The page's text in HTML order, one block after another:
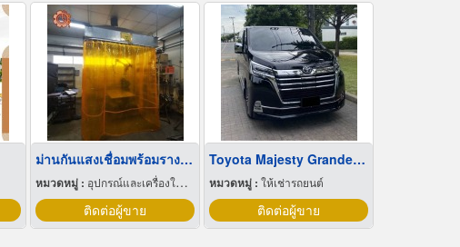
ม่านกันแสงเชื่อมพร้อมรางม่าน
หมวดหมู่ : อุปกรณ์และเครื่องใช้อุตสาหกรรม
ติดต่อผู้ขาย
Toyota Majesty Grande 2.8
หมวดหมู่ :ให้เช่ารถยนต์
ติดต่อผู้ขาย